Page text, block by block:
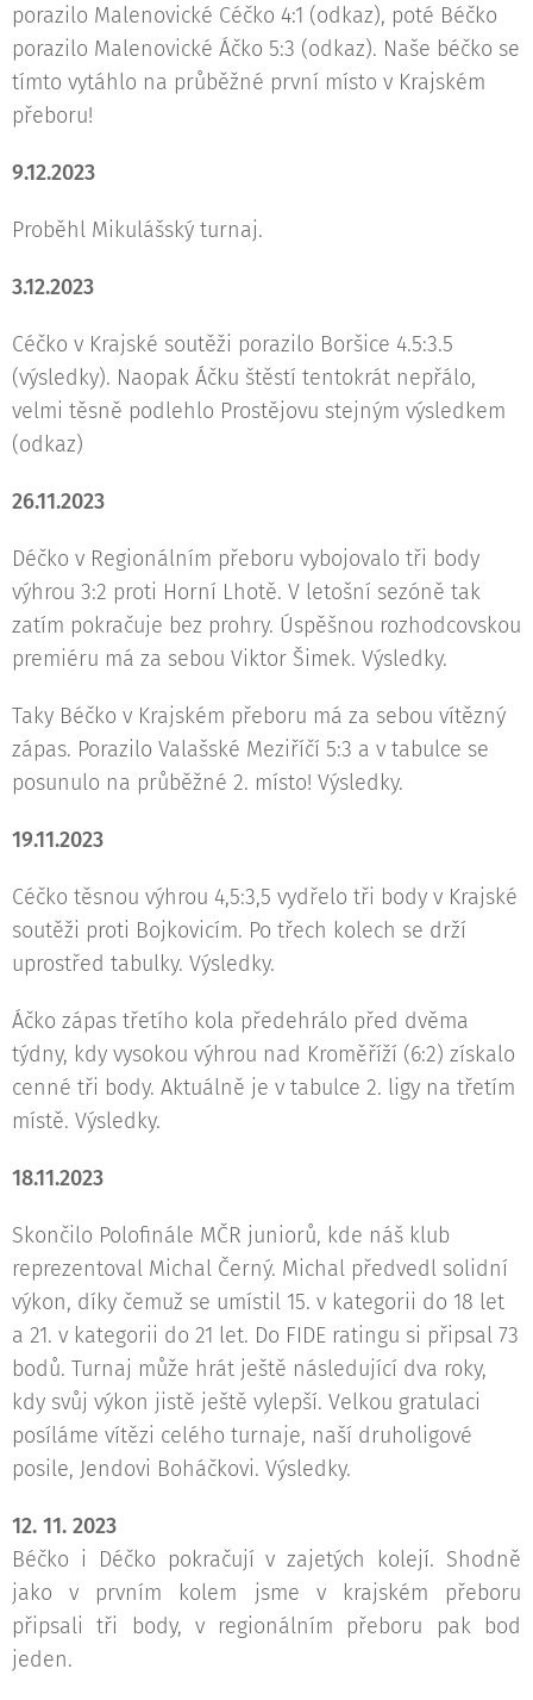
porazilo Malenovické Céčko 4:1 (odkaz), poté Béčko
porazilo Malenovické Áčko 5:3 (odkaz). Naše béčko se
tímto vytáhlo na průběžné první místo v Krajském
přeboru!
9.12.2023
Proběhl Mikulášský turnaj.
3.12.2023
Céčko v Krajské soutěži porazilo Boršice 4.5:3.5
(výsledky). Naopak Áčku štěstí tentokrát nepřálo,
velmi těsně podlehlo Prostějovu stejným výsledkem
(odkaz)
26.11.2023
Déčko v Regionálním přeboru vybojovalo tři body
výhrou 3:2 proti Horní Lhotě. V letošní sezóně tak
zatím pokračuje bez prohry. Úspěšnou rozhodcovskou
premiéru má za sebou Viktor Šimek. Výsledky.
Taky Béčko v Krajském přeboru má za sebou vítězný
zápas. Porazilo Valašské Meziříčí 5:3 a v tabulce se
posunulo na průběžné 2. místo! Výsledky.
19.11.2023
Céčko těsnou výhrou 4,5:3,5 vydřelo tři body v Krajské
soutěži proti Bojkovicím. Po třech kolech se drží
uprostřed tabulky. Výsledky.
Áčko zápas třetího kola předehrálo před dvěma
týdny, kdy vysokou výhrou nad Kroměříží (6:2) získalo
cenné tři body. Aktuálně je v tabulce 2. ligy na třetím
místě. Výsledky.
18.11.2023
Skončilo Polofinále MČR juniorů, kde náš klub
reprezentoval Michal Černý. Michal předvedl solidní
výkon, díky čemuž se umístil 15. v kategorii do 18 let
a 21. v kategorii do 21 let. Do FIDE ratingu si připsal 73
bodů. Turnaj může hrát ještě následující dva roky,
kdy svůj výkon jistě ještě vylepší. Velkou gratulaci
posíláme vítězi celého turnaje, naší druholigové
posile, Jendovi Boháčkovi. Výsledky.
12. 11. 2023
Béčko i Déčko pokračují v zajetých kolejí. Shodně
jako v prvním kolem jsme v krajském přeboru
připsali tři body, v regionálním přeboru pak bod
jeden.